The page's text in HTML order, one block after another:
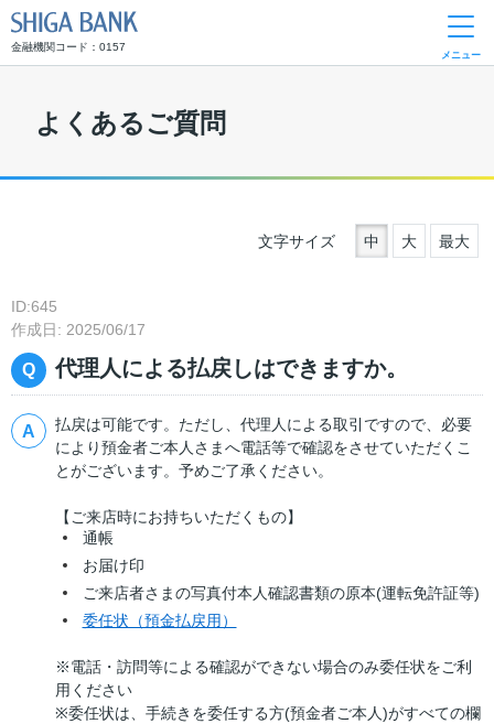
金融機関コード：0157
メニュー
よくあるご質問
文字サイズ 中 大 最大
ID:645
作成日: 2025/06/17
代理人による払戻しはできますか。
払戻は可能です。ただし、代理人による取引ですので、必要
により預金者ご本人さまへ電話等で確認をさせていただくこ
とがございます。予めご了承ください。
【ご来店時にお持ちいただくもの】
通帳
お届け印
ご来店者さまの写真付本人確認書類の原本(運転免許証等)
委任状（預金払戻用）
※電話・訪問等による確認ができない場合のみ委任状をご利
用ください
※委任状は、手続きを委任する方(預金者ご本人)がすべての欄